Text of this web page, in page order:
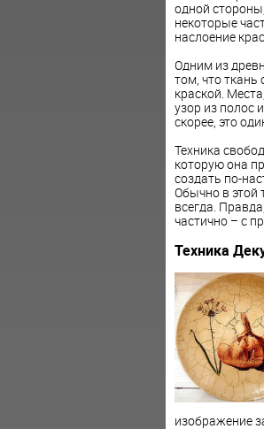
одной
некоторые
наслоение
Одним из
том, что ткань
краской.
узор из полос
скорее, это
Техника
которую она
создать по-
Обычно в этой
всегда.
частично – с
Техника
изображение